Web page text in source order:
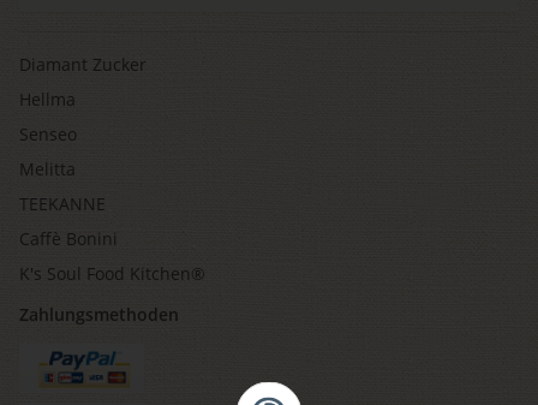
Diamant Zucker
Hellma
Senseo
Melitta
TEEKANNE
Caffè Bonini
K's Soul Food Kitchen®
Zahlungsmethoden